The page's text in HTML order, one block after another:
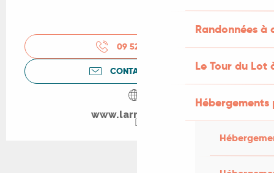
Randonnées
Le Tour du Lot
09 52 25 07
CONTACTEZ-NOUS
www.larrosoir.org